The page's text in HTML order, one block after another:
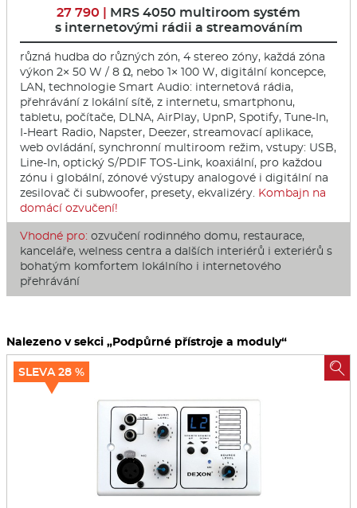
27 790 | MRS 4050 multiroom systém
s internetovými rádii a streamováním
různá hudba do různých zón, 4 stereo zóny, každá zóna
výkon 2× 50 W / 8 Ω, nebo 1× 100 W, digitální koncepce,
LAN, technologie Smart Audio: internetová rádia,
přehrávání z lokální sítě, z internetu, smartphonu,
tabletu, počítače, DLNA, AirPlay, UpnP, Spotify, Tune-In,
I-Heart Radio, Napster, Deezer, streamovací aplikace,
web ovládání, synchronní multiroom režim, vstupy: USB,
Line-In, optický S/PDIF TOS-Link, koaxiální, pro každou
zónu i globální, zónové výstupy analogové i digitální na
zesilovač či subwoofer, presety, ekvalizéry. Kombajn na
domácí ozvučení!
Vhodné pro: ozvučení rodinného domu, restaurace,
kanceláře, welness centra a dalších interiérů i exteriérů s
bohatým komfortem lokálního i internetového
přehrávání
Nalezeno v sekci „Podpůrné přístroje a moduly“
SLEVA 28 % 